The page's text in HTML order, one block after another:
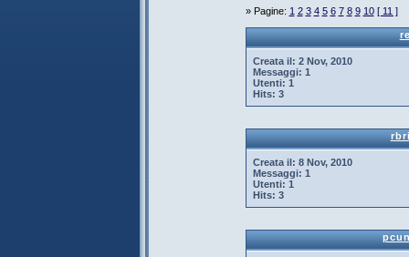
» Pagine: 1 2 3 4 5 6 7 8 9 10 [ 11 ]
Creata il: 2 Nov, 2010
Messaggi: 1
Utenti: 1
Hits: 3
Creata il: 8 Nov, 2010
Messaggi: 1
Utenti: 1
Hits: 3